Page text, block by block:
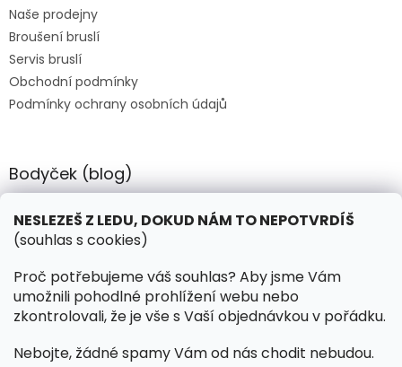
NESLEZEŠ Z LEDU, DOKUD NÁM TO NEPOTVRDÍŠ
(souhlas s cookies)
Proč potřebujeme váš souhlas? Aby jsme Vám
umožnili pohodlné prohlížení webu nebo
zkontrolovali, že je vše s Vaší objednávkou v pořádku.
Nebojte, žádné spamy Vám od nás chodit nebudou.
Naše prodejny
Broušení bruslí
Servis bruslí
Obchodní podmínky
Podmínky ochrany osobních údajů
Bodyček (blog)
BIOSTEEL - Kdy je vhodné pít protein?
Kontakt
objednavky @hokejnet.cz
hokejnetcz